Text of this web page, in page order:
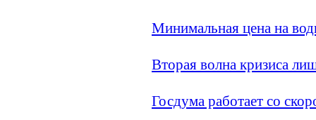
Минимальная цена на
Вторая волна кризиса
Госдума работает со